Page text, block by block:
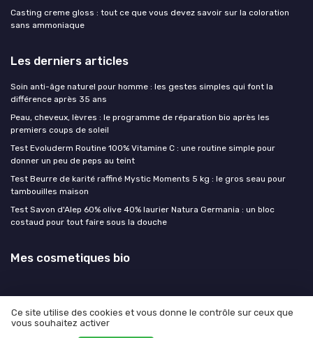
Casting creme gloss : tout ce que vous devez savoir sur la coloration
sans ammoniaque
Les derniers articles
Soin anti-âge naturel pour homme : les gestes simples qui font la
différence après 35 ans
Peau, cheveux, lèvres : le programme de réparation bio après les
premiers coups de soleil
Test Evoluderm Routine 100% Vitamine C : une routine simple pour
donner un peu de peps au teint
Test Beurre de karité raffiné Mystic Moments 5 kg : le gros seau pour
tambouilles maison
Test Savon d'Alep 60% olive 40% laurier Natura Germania : un bloc
costaud pour tout faire sous la douche
Mes cosmetiques bio
Mentions légales
Ce site utilise des cookies et vous donne le contrôle sur ceux que
vous souhaitez activer